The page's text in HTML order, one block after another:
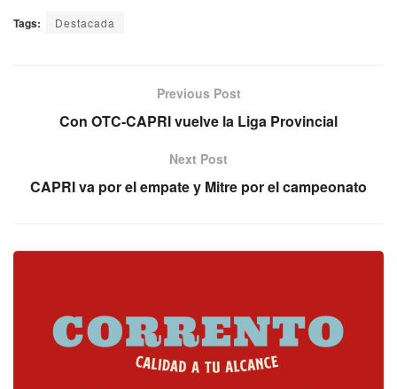
Tags: Destacada
Previous Post
Con OTC-CAPRI vuelve la Liga Provincial
Next Post
CAPRI va por el empate y Mitre por el campeonato